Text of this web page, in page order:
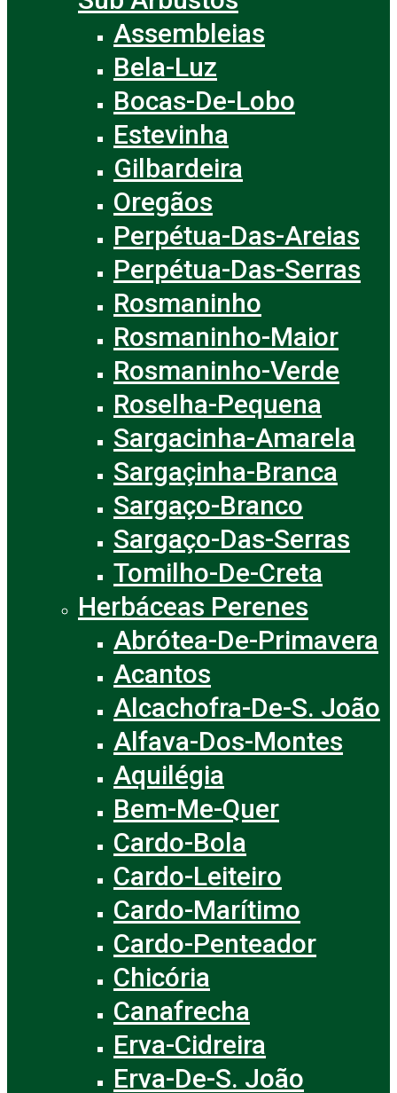
Assembleias
Bela-Luz
Bocas-De-Lobo
Estevinha
Gilbardeira
Oregãos
Perpétua-Das-Areias
Perpétua-Das-Serras
Rosmaninho
Rosmaninho-Maior
Rosmaninho-Verde
Roselha-Pequena
Sargacinha-Amarela
Sargaçinha-Branca
Sargaço-Branco
Sargaço-Das-Serras
Tomilho-De-Creta
Herbáceas Perenes
Abrótea-De-Primavera
Acantos
Alcachofra-De-S. João
Alfava-Dos-Montes
Aquilégia
Bem-Me-Quer
Cardo-Bola
Cardo-Leiteiro
Cardo-Marítimo
Cardo-Penteador
Chicória
Canafrecha
Erva-Cidreira
Erva-De-S. João